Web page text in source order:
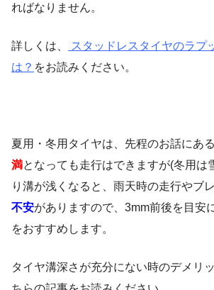
ればなりません。
詳しくは、
スタッドレスタイヤのラプ
は？ をお読みください。
夏用・冬用タイヤは、先程のお話にある
満となっても走行はできますが(冬用は
り溝が浅くなると、雨天時の走行やブ
不安がありますので、3mm前後を目安
をおすすめします。
タイヤ溝深さが充分にない時のデメリ